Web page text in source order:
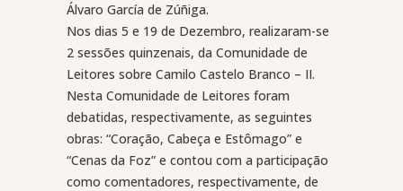
Álvaro García de Zúñiga.
Nos dias 5 e 19 de Dezembro, realizaram-se
2 sessões quinzenais, da Comunidade de
Leitores sobre Camilo Castelo Branco – II.
Nesta Comunidade de Leitores foram
debatidas, respectivamente, as seguintes
obras: “Coração, Cabeça e Estômago” e
“Cenas da Foz” e contou com a participação
como comentadores, respectivamente, de